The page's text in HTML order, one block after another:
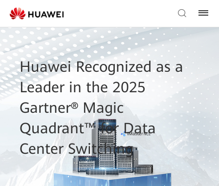
Huawei Recognized as a
Leader in the 2025
Gartner® Magic
Quadrant™ for Data
Center Switching